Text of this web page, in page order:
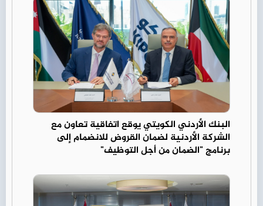
البنك الأردني الكويتي يوقع اتفاقية تعاون مع
الشركة الأردنية لضمان القروض للانضمام إلى
برنامج "الضمان من أجل التوظيف"